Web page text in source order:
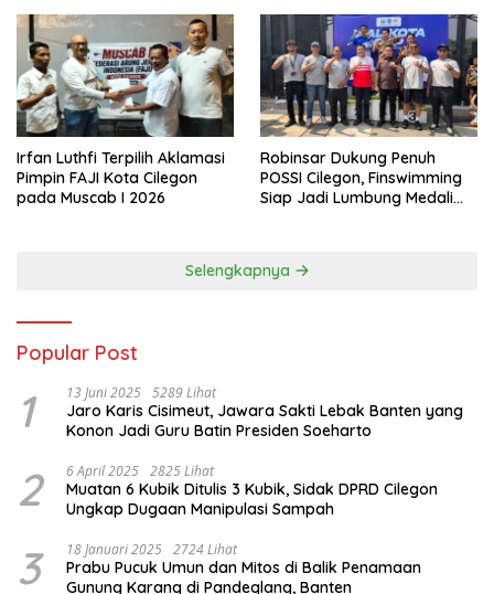
Irfan Luthfi Terpilih Aklamasi
Pimpin FAJI Kota Cilegon
pada Muscab I 2026
Robinsar Dukung Penuh
POSSI Cilegon, Finswimming
Siap Jadi Lumbung Medali
Selengkapnya
Popular Post
1 13 Juni 2025 5289 Lihat
Jaro Karis Cisimeut, Jawara Sakti Lebak Banten yang
Konon Jadi Guru Batin Presiden Soeharto
2 6 April 2025 2825 Lihat
Muatan 6 Kubik Ditulis 3 Kubik, Sidak DPRD Cilegon
Ungkap Dugaan Manipulasi Sampah
3 18 Januari 2025 2724 Lihat
Prabu Pucuk Umun dan Mitos di Balik Penamaan
Gunung Karang di Pandeglang, Banten